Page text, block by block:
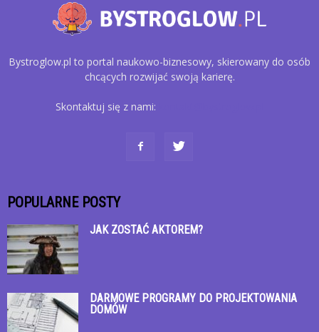
Bystroglow.pl to portal naukowo-biznesowy, skierowany do osób
chcących rozwijać swoją karierę.
Skontaktuj się z nami:
POPULARNE POSTY
JAK ZOSTAĆ AKTOREM?
DARMOWE PROGRAMY DO PROJEKTOWANIA
DOMÓW